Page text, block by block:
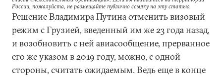
России, пожалуйста, не размещайте публично ссылку на эту статью.
Решение Владимира Путина отменить визовый
режим с Грузией, введенный им же 23 года назад,
и возобновить с ней авиасообщение, прерванное
его же указом в 2019 году, можно, с одной
стороны, считать ожидаемым. Ведь еще в конце